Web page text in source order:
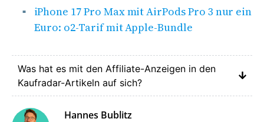
iPhone 17 Pro Max mit AirPods Pro 3 nur ein
Euro: o2-Tarif mit Apple-Bundle
Was hat es mit den Affiliate-Anzeigen in den
Kaufradar-Artikeln auf sich?
Hannes Bublitz